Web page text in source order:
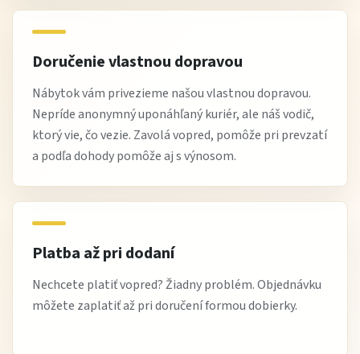
Doručenie vlastnou dopravou
Nábytok vám privezieme našou vlastnou dopravou.
Nepríde anonymný uponáhľaný kuriér, ale náš vodič,
ktorý vie, čo vezie. Zavolá vopred, pomôže pri prevzatí
a podľa dohody pomôže aj s výnosom.
Platba až pri dodaní
Nechcete platiť vopred? Žiadny problém. Objednávku
môžete zaplatiť až pri doručení formou dobierky.